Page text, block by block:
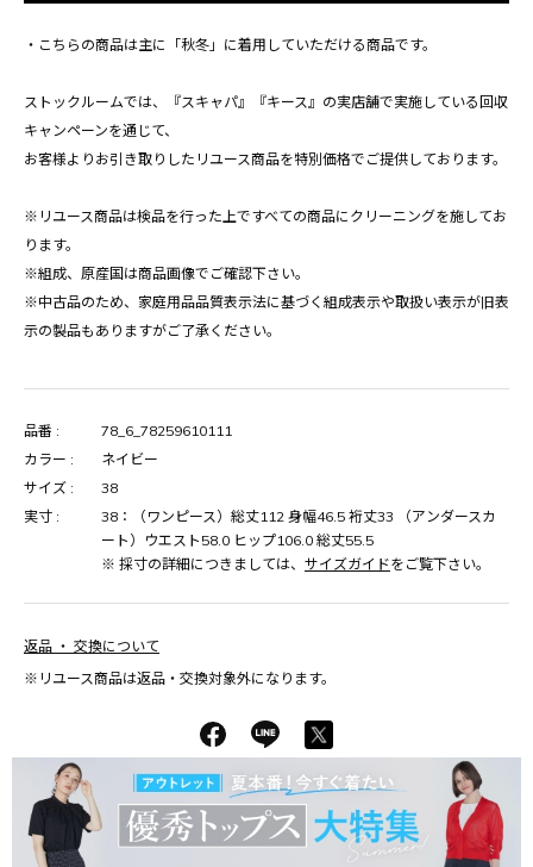
・こちらの商品は主に「秋冬」に着用していただける商品です。
ストックルームでは、『スキャパ』『キース』の実店舗で実施している回収
キャンペーンを通じて、
お客様よりお引き取りしたリユース商品を特別価格でご提供しております。
※リユース商品は検品を行った上ですべての商品にクリーニングを施してお
ります。
※組成、原産国は商品画像でご確認下さい。
※中古品のため、家庭用品品質表示法に基づく組成表示や取扱い表示が旧表
示の製品もありますがご了承ください。
品番 :
78_6_78259610111
カラー :
ネイビー
サイズ :
38
実寸 :
38：（ワンピース）総丈112 身幅46.5 裄丈33 （アンダースカ
ート）ウエスト58.0 ヒップ106.0 総丈55.5
※ 採寸の詳細につきましては、 サイズガイドをご覧下さい。
返品 ・ 交換について
※リユース商品は返品・交換対象外になります。